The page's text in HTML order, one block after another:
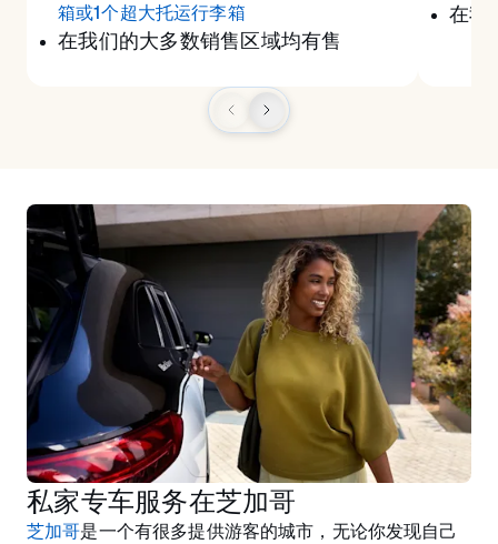
箱或1个超大托运行李箱
在我们的大多数销售区域均有售
在我
私家专车服务在芝加哥
芝加哥是一个有很多提供游客的城市，无论你发现自己